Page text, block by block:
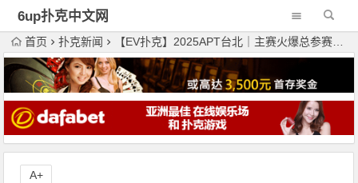
6up扑克中文网
首页 扑克新闻 【EV扑克】2025APT台北｜主赛火爆总参赛达1,577人次！中国香港Ka Chun Yuan领衔B组506人！
A+